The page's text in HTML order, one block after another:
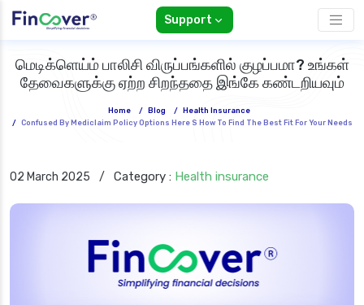
Support
மெடிக்ளெய்ம் பாலிசி விருப்பங்களில் குழப்பமா? உங்கள்
தேவைகளுக்கு ஏற்ற சிறந்ததை இங்கே கண்டறியவும்
Home / Blog /
Health Insurance
/ Confused By Mediclaim Policy Options Here S How To Find The Best Fit For Your Needs
02 March 2025 / Category : Health insurance